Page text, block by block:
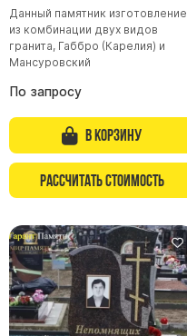
Данный памятник изготовление
из комбинации двух видов
гранита, Габбро (Карелия) и
Мансуровский
По запросу
В корзину
Рассчитать стоимость